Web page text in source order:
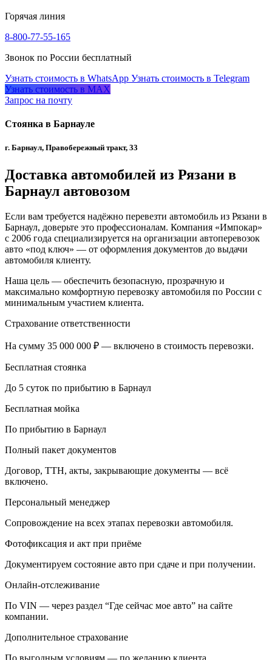
Горячая линия
8-800-77-55-165
Звонок по России бесплатный
Узнать стоимость в WhatsApp Узнать стоимость в Telegram
Узнать стоимость в MAX
Запрос на почту
Стоянка в Барнауле
г. Барнаул, Правобережный тракт, 33
Доставка автомобилей из Рязани в
Барнаул автовозом
Если вам требуется надёжно перевезти автомобиль из Рязани в
Барнаул, доверьте это профессионалам. Компания «Импокар»
с 2006 года специализируется на организации автоперевозок
авто «под ключ» — от оформления документов до выдачи
автомобиля клиенту.
Наша цель — обеспечить безопасную, прозрачную и
максимально комфортную перевозку автомобиля по России с
минимальным участием клиента.
Страхование ответственности
На сумму 35 000 000 ₽ — включено в стоимость перевозки.
Бесплатная стоянка
До 5 суток по прибытию в Барнаул
Бесплатная мойка
По прибытию в Барнаул
Полный пакет документов
Договор, ТТН, акты, закрывающие документы — всё
включено.
Персональный менеджер
Сопровождение на всех этапах перевозки автомобиля.
Фотофиксация и акт при приёме
Документируем состояние авто при сдаче и при получении.
Онлайн-отслеживание
По VIN — через раздел “Где сейчас мое авто” на сайте
компании.
Дополнительное страхование